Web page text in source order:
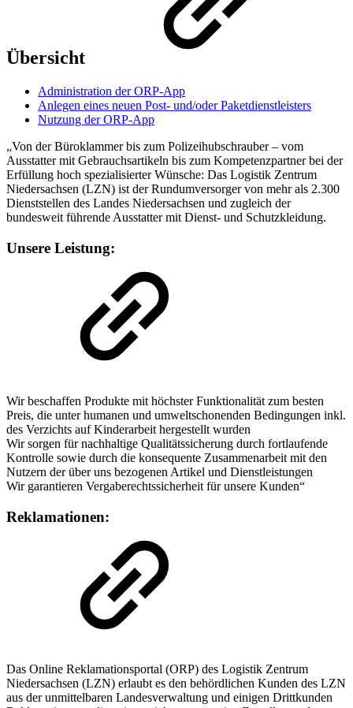
Übersicht
Administration der ORP-App
Anlegen eines neuen Post- und/oder Paketdienstleisters
Nutzung der ORP-App
„Von der Büroklammer bis zum Polizeihubschrauber – vom
Ausstatter mit Gebrauchsartikeln bis zum Kompetenzpartner bei der
Erfüllung hoch spezialisierter Wünsche: Das Logistik Zentrum
Niedersachsen (LZN) ist der Rundumversorger von mehr als 2.300
Dienststellen des Landes Niedersachsen und zugleich der
bundesweit führende Ausstatter mit Dienst- und Schutzkleidung.
Unsere Leistung:
Wir beschaffen Produkte mit höchster Funktionalität zum besten
Preis, die unter humanen und umweltschonenden Bedingungen inkl.
des Verzichts auf Kinderarbeit hergestellt wurden
Wir sorgen für nachhaltige Qualitätssicherung durch fortlaufende
Kontrolle sowie durch die konsequente Zusammenarbeit mit den
Nutzern der über uns bezogenen Artikel und Dienstleistungen
Wir garantieren Vergaberechtssicherheit für unsere Kunden“
Reklamationen:
Das Online Reklamationsportal (ORP) des Logistik Zentrum
Niedersachsen (LZN) erlaubt es den behördlichen Kunden des LZN
aus der unmittelbaren Landesverwaltung und einigen Drittkunden